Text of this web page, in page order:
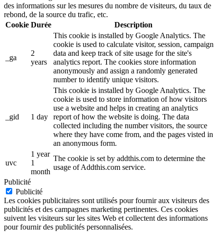
des informations sur les mesures du nombre de visiteurs, du taux de
rebond, de la source du trafic, etc.
Cookie Durée Description
_ga
2
years
This cookie is installed by Google Analytics. The
cookie is used to calculate visitor, session, campaign
data and keep track of site usage for the site's
analytics report. The cookies store information
anonymously and assign a randomly generated
number to identify unique visitors.
_gid 1 day
This cookie is installed by Google Analytics. The
cookie is used to store information of how visitors
use a website and helps in creating an analytics
report of how the website is doing. The data
collected including the number visitors, the source
where they have come from, and the pages visted in
an anonymous form.
uvc
1 year
1
month
The cookie is set by addthis.com to determine the
usage of Addthis.com service.
Publicité
Publicité
Les cookies publicitaires sont utilisés pour fournir aux visiteurs des
publicités et des campagnes marketing pertinentes. Ces cookies
suivent les visiteurs sur les sites Web et collectent des informations
pour fournir des publicités personnalisées.